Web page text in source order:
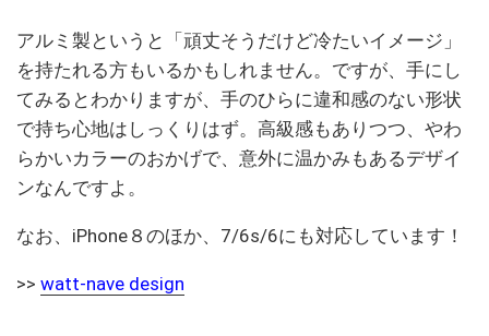
アルミ製というと「頑丈そうだけど冷たいイメージ」
を持たれる方もいるかもしれません。ですが、手にし
てみるとわかりますが、手のひらに違和感のない形状
で持ち心地はしっくりはず。高級感もありつつ、やわ
らかいカラーのおかげで、意外に温かみもあるデザイ
ンなんですよ。
なお、iPhone８のほか、7/6s/6にも対応しています！
>> watt-nave design